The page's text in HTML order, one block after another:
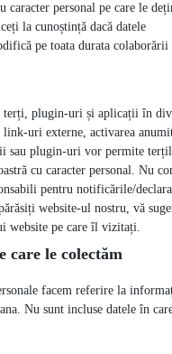
caracter personal pe care le
la cunoștință dacă datele
pe toata durata colaborării
terți, plugin-uri și aplicații în
link-uri externe, activarea
sau plugin-uri vor permite
cu caracter personal. Nu
pentru notificările/
website-ul nostru, vă
website pe care îl vizitați.
care le colectăm
facem referire la
Nu sunt incluse datele în